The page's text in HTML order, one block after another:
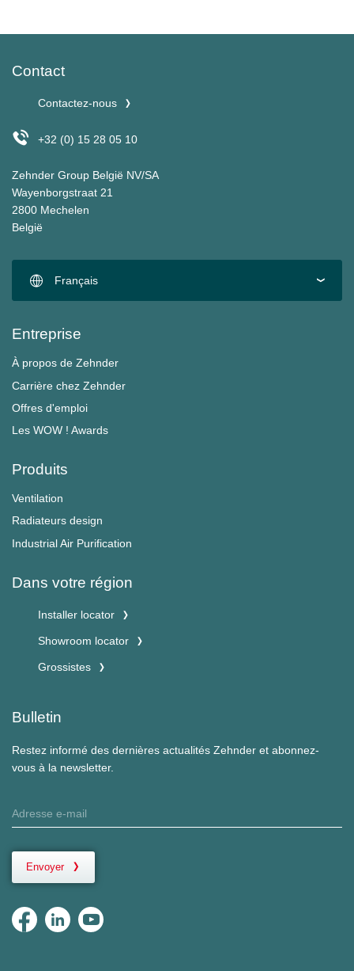
Contact
Contactez-nous
+32 (0) 15 28 05 10
Zehnder Group België NV/SA
Wayenborgstraat 21
2800 Mechelen
België
Français
Entreprise
À propos de Zehnder
Carrière chez Zehnder
Offres d'emploi
Les WOW ! Awards
Produits
Ventilation
Radiateurs design
Industrial Air Purification
Dans votre région
Installer locator
Showroom locator
Grossistes
Bulletin
Restez informé des dernières actualités Zehnder et abonnez-
vous à la newsletter.
Envoyer